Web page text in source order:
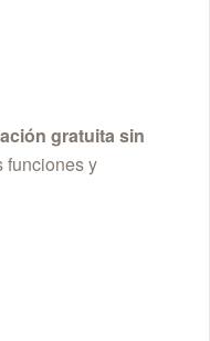
gratuita sin
funciones y